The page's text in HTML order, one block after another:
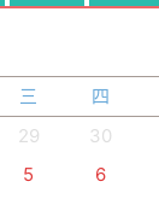
三 四
29 30
5 6